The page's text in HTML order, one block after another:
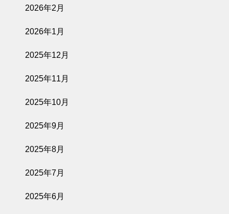
2026年2月
2026年1月
2025年12月
2025年11月
2025年10月
2025年9月
2025年8月
2025年7月
2025年6月